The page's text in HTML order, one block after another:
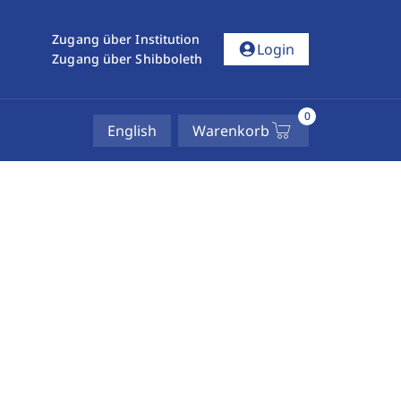
Zugang über Institution
Zugang über Shibboleth
account_circleLogin
English Warenkorb
0